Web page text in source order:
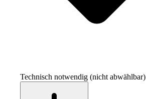
Technisch notwendig (nicht abwählbar)